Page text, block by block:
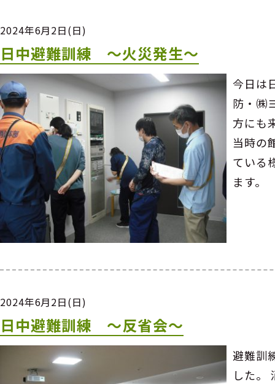
2024年6月2日(日)
日中避難訓練 ～火災発生～
今日は
防・㈱
方にも
当時の
ている
ます。
2024年6月2日(日)
日中避難訓練 ～反省会～
避難訓
した。